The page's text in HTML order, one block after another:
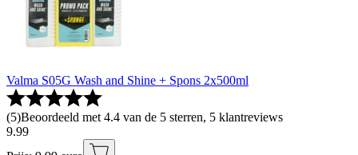
Valma S05G Wash and Shine + Spons 2x500ml
(5)Beoordeeld met 4.4 van de 5 sterren, 5 klantreviews
9.99